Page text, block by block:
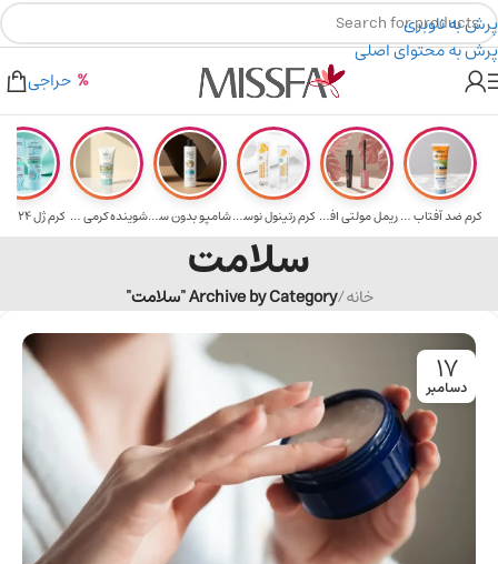
پرش به ناوبری
پرش به محتوای اصلی
۲٪ تخفیف روی سبد خرید برای روش کارت به کارت
هدیه برای خرید های بالای ۵ میلیون تومن
حراجی
کرم ضد آفتاب حا... ریمل مولتی افکت... کرم رتینول نوسک... شامپو بدون سولف... شوینده کرمی صور...
سلامت
خانه/Archive by Category "سلامت"
17
دسامبر